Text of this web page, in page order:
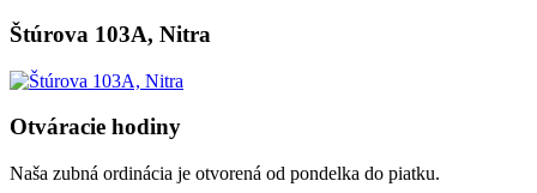
Štúrova 103A, Nitra
Otváracie hodiny
Naša zubná ordinácia je otvorená od pondelka do piatku.